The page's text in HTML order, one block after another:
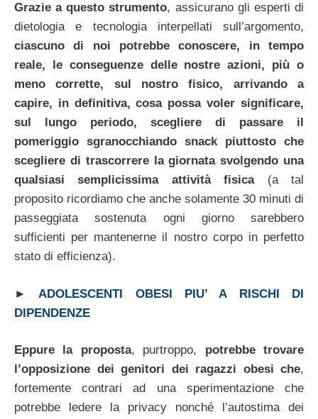
Grazie a questo strumento, assicurano gli esperti di
dietologia e tecnologia interpellati sull’argomento,
ciascuno di noi potrebbe conoscere, in tempo
reale, le conseguenze delle nostre azioni, più o
meno corrette, sul nostro fisico, arrivando a
capire, in definitiva, cosa possa voler significare,
sul lungo periodo, scegliere di passare il
pomeriggio sgranocchiando snack piuttosto che
scegliere di trascorrere la giornata svolgendo una
qualsiasi semplicissima attività fisica(a tal
proposito ricordiamo che anche solamente 30 minuti di
passeggiata sostenuta ogni giorno sarebbero
sufficienti per mantenerne il nostro corpo in perfetto
stato di efficienza).
►ADOLESCENTI OBESI PIU’ A RISCHI DI
DIPENDENZE
Eppure la proposta, purtroppo, potrebbe trovare
l’opposizione dei genitori dei ragazzi obesi che,
fortemente contrari ad una sperimentazione che
potrebbe ledere la privacy nonché l’autostima dei